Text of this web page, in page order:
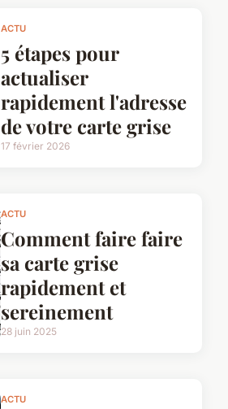
ACTU
5 étapes pour
actualiser
rapidement l'adresse
de votre carte grise
17 février 2026
ACTU
Comment faire faire
sa carte grise
rapidement et
sereinement
28 juin 2025
ACTU